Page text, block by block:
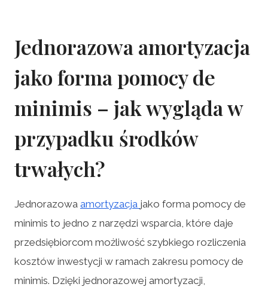
Jednorazowa amortyzacja
jako forma pomocy de
minimis – jak wygląda w
przypadku środków
trwałych?
Jednorazowa amortyzacja jako forma pomocy de
minimis to jedno z narzędzi wsparcia, które daje
przedsiębiorcom możliwość szybkiego rozliczenia
kosztów inwestycji w ramach zakresu pomocy de
minimis. Dzięki jednorazowej amortyzacji,